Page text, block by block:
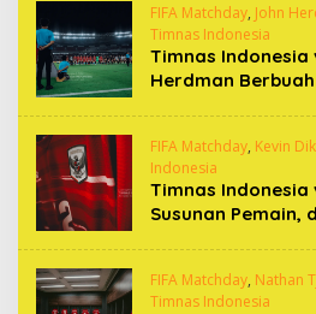
FIFA Matchday, John
Timnas Indonesia
Timnas Indonesia
Herdman
FIFA Matchday, Kevin
Indonesia
Timnas Indonesia
Susunan Pemain,
FIFA Matchday, Nathan
Timnas Indonesia